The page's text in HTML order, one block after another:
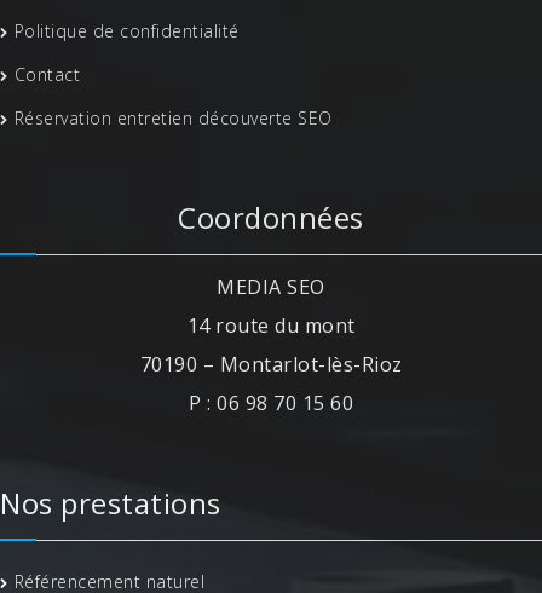
Politique de confidentialité
Contact
Réservation entretien découverte SEO
Coordonnées
MEDIA SEO
14 route du mont
70190 – Montarlot-lès-Rioz
P : 06 98 70 15 60
Nos prestations
Référencement naturel